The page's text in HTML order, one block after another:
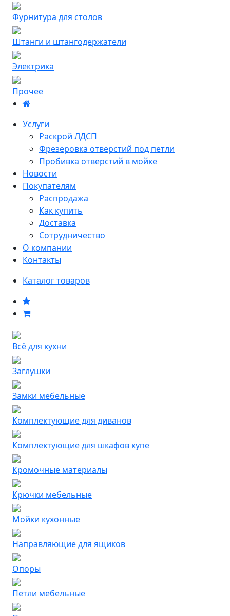
Фурнитура для столов
Штанги и штангодержатели
Электрика
Прочее
Услуги
Раскрой ЛДСП
Фрезеровка отверстий под петли
Пробивка отверстий в мойке
Новости
Покупателям
Распродажа
Как купить
Доставка
Сотрудничество
О компании
Контакты
Каталог товаров
Всё для кухни
Заглушки
Замки мебельные
Комплектующие для диванов
Комплектующие для шкафов купе
Кромочные материалы
Крючки мебельные
Мойки кухонные
Направляющие для ящиков
Опоры
Петли мебельные